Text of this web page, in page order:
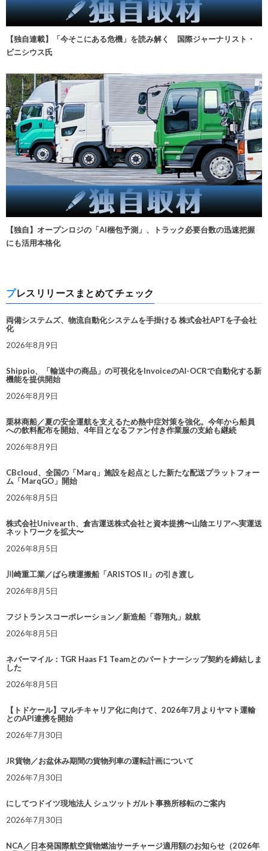
【独自連載】「今そこにある危機」を読み解く 国際ジャーナリスト・
ビニシウス氏
【独自】オープンロジの「AI梱包予測」、トラック必要台数の迅速把握
にも活用本格化
プレスリリースまとめてチェック
両備システムズ、物流自動化システムを手掛ける 株式会社APTを子会社
化
2026年8月9日
Shippio、「輸送中の商品」の可視化をInvoiceのAI-OCRで自動化する新
機能を提供開始
2026年8月9日
栗林商船／夏の安全運航を支えるため熱中症対策を強化。今年から船員
への飲料配布を開始、4年目となるファン付き作業服の支給も継続
2026年8月9日
CBcloud、全国の「Marq」施設を起点とした新たな配送プラットフォー
ム「MarqGO」開始
2026年8月5日
株式会社Univearth、倉吉運送株式会社と資本提携〜山陰エリアへ実運送
ネットワークを拡大〜
2026年8月5日
川崎重工業／ばら積運搬船「ARISTOS II」の引き渡し
2026年8月5日
フジトランスコーポレーション／新造船「蓉翔丸」就航
2026年8月5日
ネバーマイル：TGR Haas F1 Teamとのパートナーシップ契約を締結しま
した
2026年8月5日
【トドケール】マルチキャリア化に向けて、2026年7月よりヤマト運輸
とのAPI連携を開始
2026年7月30日
JR貨物／お盆休み期間の貨物列車の運転計画について
2026年7月30日
にしてつドイツ現地法人 シュツットガルト事務所移転のご案内
2026年7月30日
NCA／日本発国際航空貨物燃油サーチャージ適用額のお知らせ（2026年